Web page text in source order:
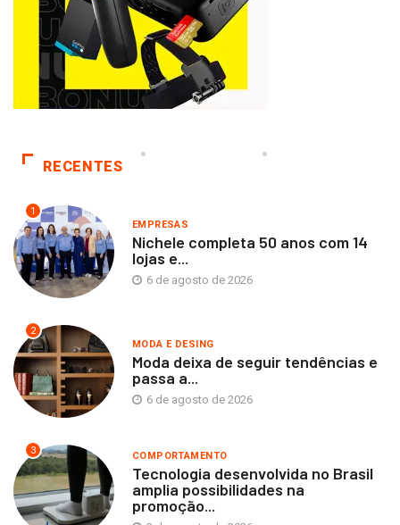
RECENTES
1
EMPRESAS
Nichele completa 50 anos com 14
lojas e...
6 de agosto de 2026
2
MODA E DESING
Moda deixa de seguir tendências e
passa a...
6 de agosto de 2026
3 COMPORTAMENTO
Tecnologia desenvolvida no Brasil
amplia possibilidades na
promoção...